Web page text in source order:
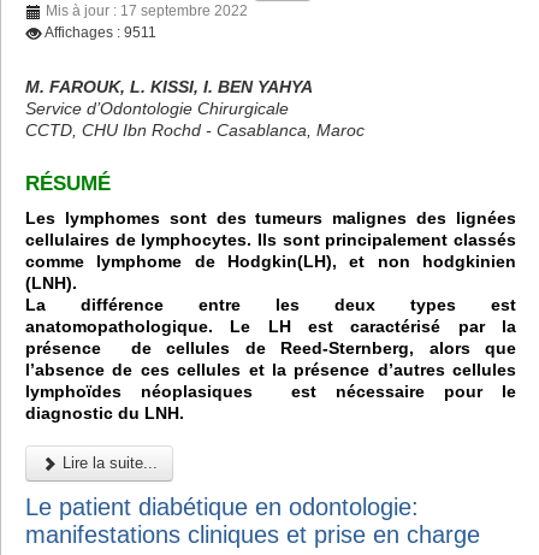
Mis à jour : 17 septembre 2022
Affichages : 9511
M. FAROUK, L. KISSI, I. BEN YAHYA
Service d’Odontologie Chirurgicale
CCTD, CHU Ibn Rochd - Casablanca, Maroc
RÉSUMÉ
Les lymphomes sont des tumeurs malignes des lignées
cellulaires de lymphocytes. Ils sont principalement classés
comme lymphome de Hodgkin(LH), et non hodgkinien
(LNH).
La différence entre les deux types est
anatomopathologique. Le LH est caractérisé par la
présence de cellules de Reed-Sternberg, alors que
l’absence de ces cellules et la présence d’autres cellules
lymphoïdes néoplasiques est nécessaire pour le
diagnostic du LNH.
Lire la suite...
Le patient diabétique en odontologie:
manifestations cliniques et prise en charge